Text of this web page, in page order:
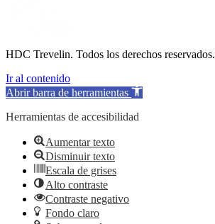
HDC Trevelin. Todos los derechos reservados.
Ir al contenido
Abrir barra de herramientas
Herramientas de accesibilidad
Aumentar texto
Disminuir texto
Escala de grises
Alto contraste
Contraste negativo
Fondo claro